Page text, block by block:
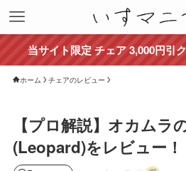
当サイト限定 チェア 3,000円引
ホーム チェアのレビュー
【プロ解説】オカムラ
(Leopard)をレビュー！